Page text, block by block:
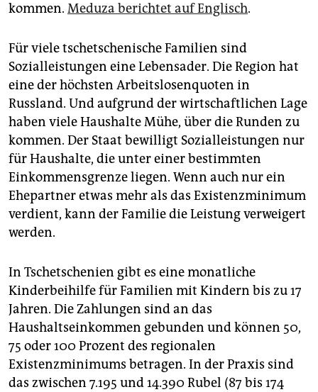
kommen. Meduza berichtet auf Englisch.
Für viele tschetschenische Familien sind
Sozialleistungen eine Lebensader. Die Region hat
eine der höchsten Arbeitslosenquoten in
Russland. Und aufgrund der wirtschaftlichen Lage
haben viele Haushalte Mühe, über die Runden zu
kommen. Der Staat bewilligt Sozialleistungen nur
für Haushalte, die unter einer bestimmten
Einkommensgrenze liegen. Wenn auch nur ein
Ehepartner etwas mehr als das Existenzminimum
verdient, kann der Familie die Leistung verweigert
werden.
In Tschetschenien gibt es eine monatliche
Kinderbeihilfe für Familien mit Kindern bis zu 17
Jahren. Die Zahlungen sind an das
Haushaltseinkommen gebunden und können 50,
75 oder 100 Prozent des regionalen
Existenzminimums betragen. In der Praxis sind
das zwischen 7.195 und 14.390 Rubel (87 bis 174